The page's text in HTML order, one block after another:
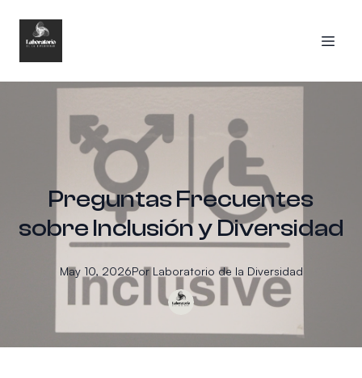
Preguntas Frecuentes
sobre Inclusión y Diversidad
May 10, 2026Por Laboratorio de la Diversidad